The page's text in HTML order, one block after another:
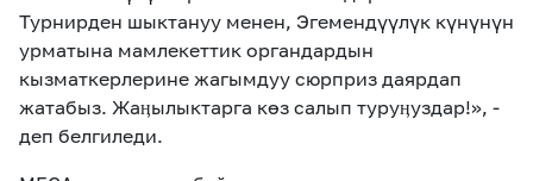
Турнирден шыктануу менен, Эгемендүүлүк күнүнүн
урматына мамлекеттик органдардын
кызматкерлерине жагымдуу сюрприз даярдап
жатабыз. Жаӊылыктарга көз салып туруӊуздар!», -
деп белгиледи.